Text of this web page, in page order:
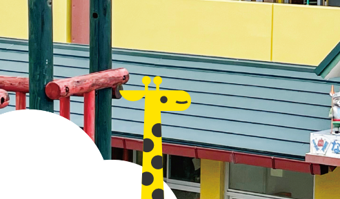
園長先生からのメッセージ
課題活動
クラス紹介
アクセス